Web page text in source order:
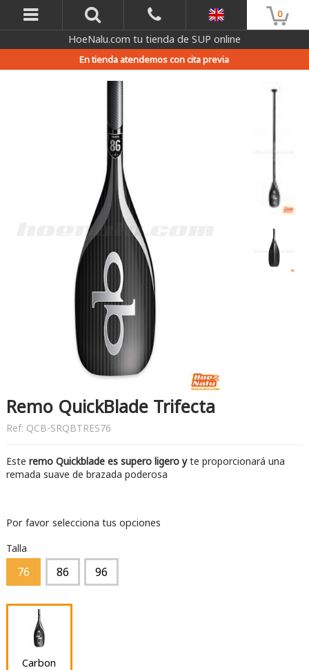
0
HoeNalu.com tu tienda de SUP online
En tienda atendemos con cita previa
Remo QuickBlade Trifecta
Ref: QCB-SRQBTRES76
Este remo Quickblade es supero ligero yte proporcionará una
remada suave de brazada poderosa
Por favor selecciona tus opciones
Talla
76 86 96
Carbon